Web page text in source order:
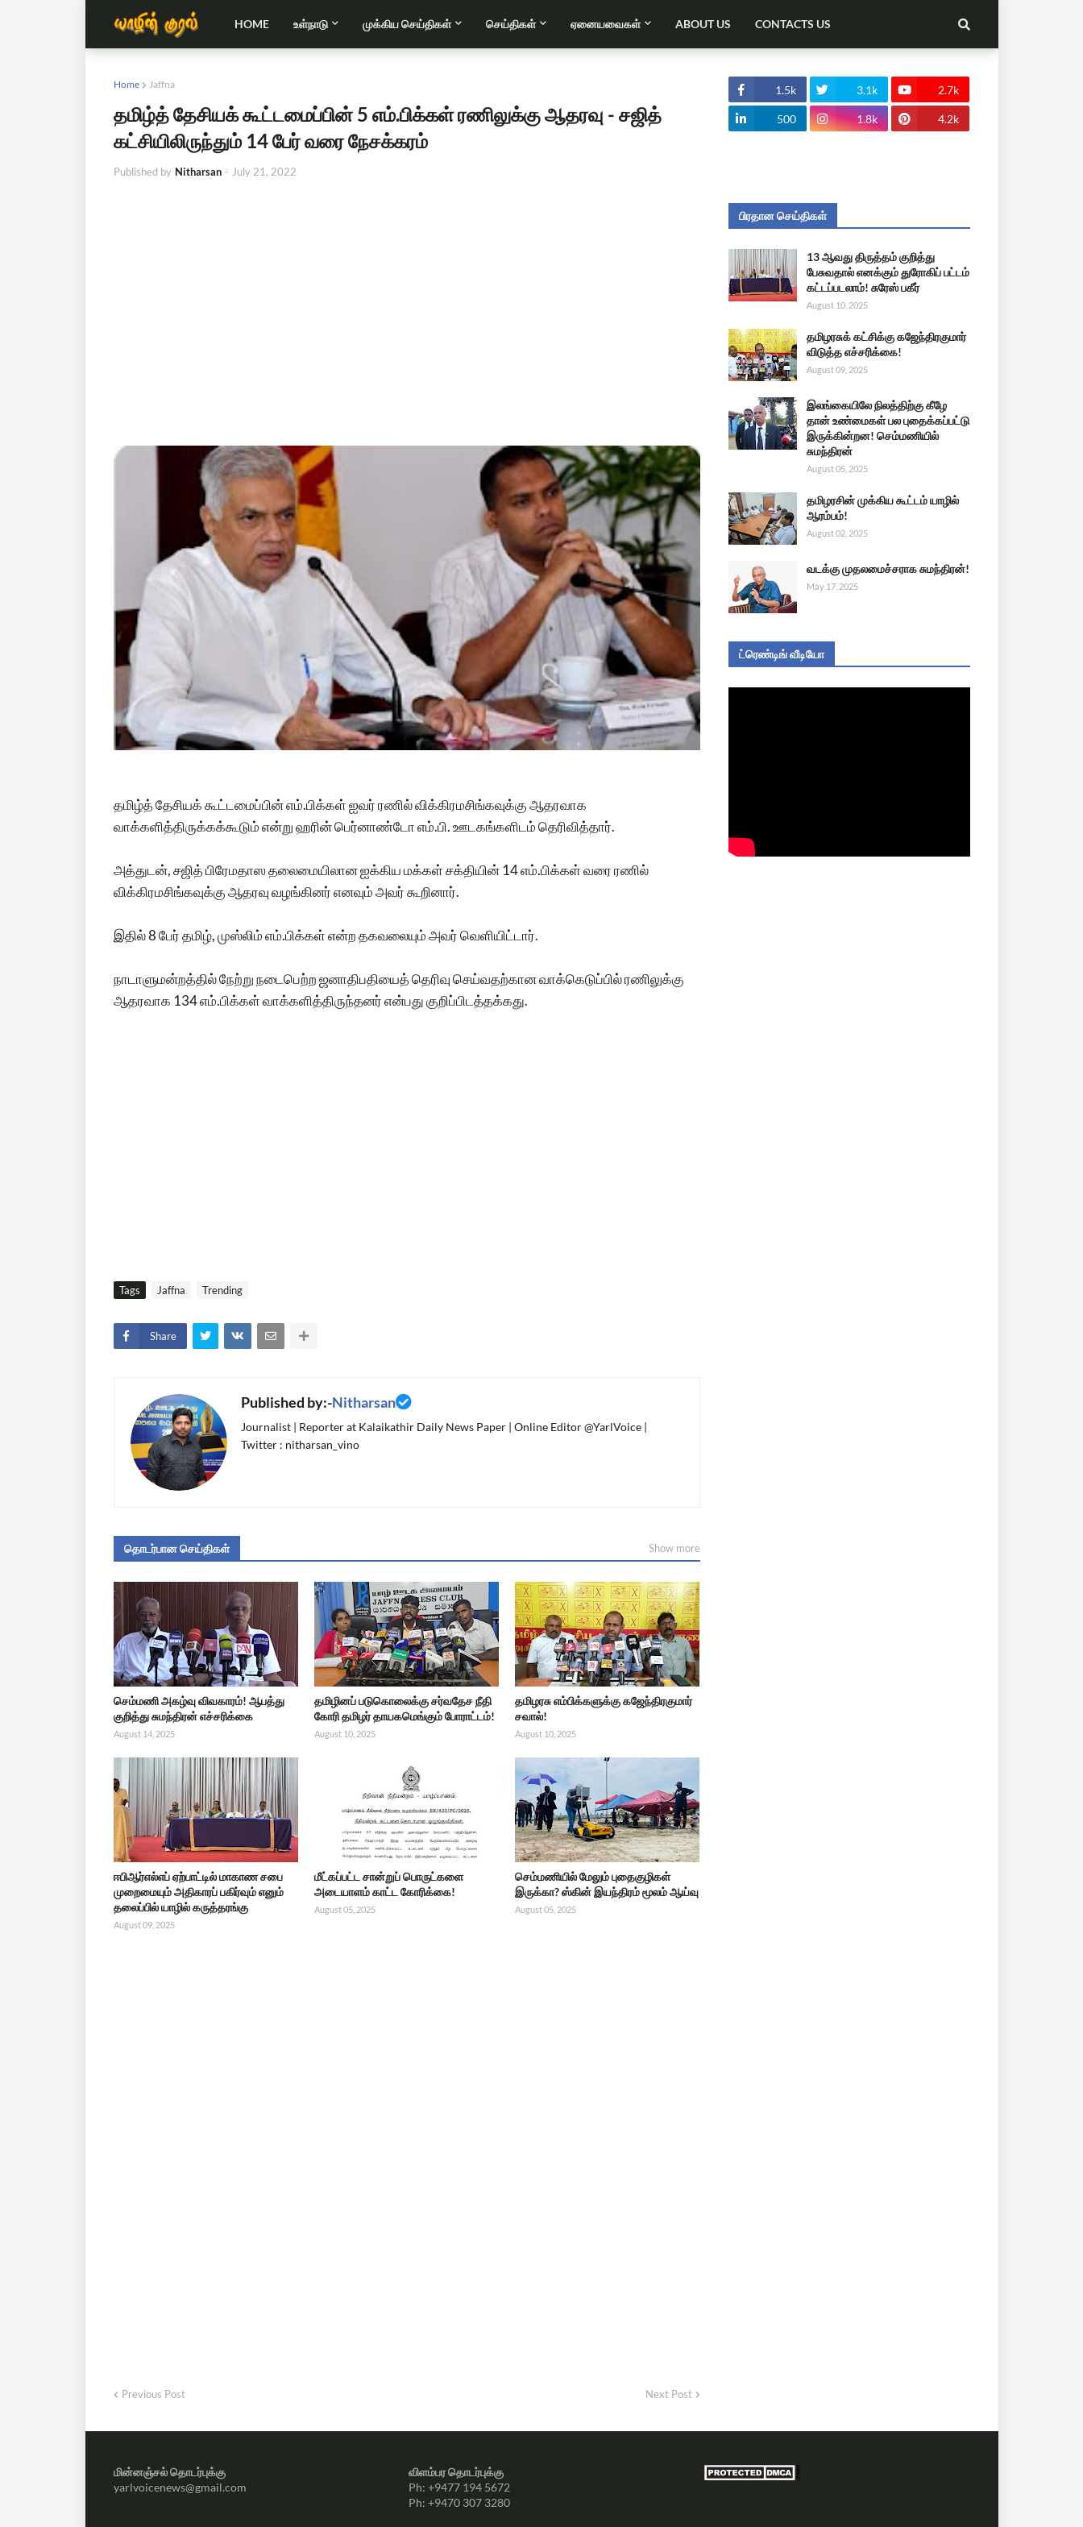
HOME உள்நாடு முக்கிய செய்திகள் செய்திகள் ஏனையவைகள் ABOUT US CONTACTS US
Home Jaffna
தமிழ்த் தேசியக் கூட்டமைப்பின் 5 எம்.பிக்கள் ரணிலுக்கு ஆதரவு - சஜித்
கட்சியிலிருந்தும் 14 பேர் வரை நேசக்கரம்
Published by Nitharsan - July 21, 2022
தமிழ்த் தேசியக் கூட்டமைப்பின் எம்.பிக்கள் ஐவர் ரணில் விக்கிரமசிங்கவுக்கு ஆதரவாக
வாக்களித்திருக்கக்கூடும் என்று ஹரின் பெர்னாண்டோ எம்.பி. ஊடகங்களிடம் தெரிவித்தார்.
அத்துடன், சஜித் பிரேமதாஸ தலைமையிலான ஐக்கிய மக்கள் சக்தியின் 14 எம்.பிக்கள் வரை ரணில்
விக்கிரமசிங்கவுக்கு ஆதரவு வழங்கினர் எனவும் அவர் கூறினார்.
இதில் 8 பேர் தமிழ், முஸ்லிம் எம்.பிக்கள் என்ற தகவலையும் அவர் வெளியிட்டார்.
நாடாளுமன்றத்தில் நேற்று நடைபெற்ற ஜனாதிபதியைத் தெரிவு செய்வதற்கான வாக்கெடுப்பில் ரணிலுக்கு
ஆதரவாக 134 எம்.பிக்கள் வாக்களித்திருந்தனர் என்பது குறிப்பிடத்தக்கது.
Tags Jaffna Trending
Share
Published by:-Nitharsan
Journalist | Reporter at Kalaikathir Daily News Paper | Online Editor @YarlVoice |
Twitter : nitharsan_vino
தொடர்பான செய்திகள் Show more
செம்மணி அகழ்வு விவகாரம்! ஆபத்து
குறித்து சுமந்திரன் எச்சரிக்கை
August 14, 2025
தமிழினப் படுகொலைக்கு சர்வதேச நீதி
கோரி தமிழர் தாயகமெங்கும் போராட்டம்!
August 10, 2025
தமிழரசு எம்பிக்களுக்கு கஜேந்திரகுமார்
சவால்!
August 10, 2025
ஈபிஆர்எல்எப் ஏற்பாட்டில் மாகாண சபை
முறைமையும் அதிகாரப் பகிர்வும் எனும்
தலைப்பில் யாழில் கருத்தரங்கு
August 09, 2025
மீட்கப்பட்ட சான்றுப் பொருட்களை
அடையாளம் காட்ட கோரிக்கை!
August 05, 2025
செம்மணியில் மேலும் புதைகுழிகள்
இருக்கா? ஸ்கின் இயந்திரம் மூலம் ஆய்வு
August 05, 2025
Previous Post Next Post
1.5k 3.1k 2.7k
500 1.8k 4.2k
பிரதான செய்திகள்
13 ஆவது திருத்தம் குறித்து
பேசுவதால் எனக்கும் துரோகிப் பட்டம்
கட்டப்படலாம்! சுரேஸ் பகீர்
August 10, 2025
தமிழரசுக் கட்சிக்கு கஜேந்திரகுமார்
விடுத்த எச்சரிக்கை!
August 09, 2025
இலங்கையிலே நிலத்திற்கு கீழே
தான் உண்மைகள் பல புதைக்கப்பட்டு
இருக்கின்றன! செம்மணியில்
சுமந்திரன்
August 05, 2025
தமிழரசின் முக்கிய கூட்டம் யாழில்
ஆரம்பம்!
August 02, 2025
வடக்கு முதலமைச்சராக சுமந்திரன்!
May 17, 2025
ட்ரெண்டிங் வீடியோ
மின்னஞ்சல் தொடர்புக்கு
yarlvoicenews@gmail.com
விளம்பர தொடர்புக்கு
Ph: +9477 194 5672
Ph: +9470 307 3280